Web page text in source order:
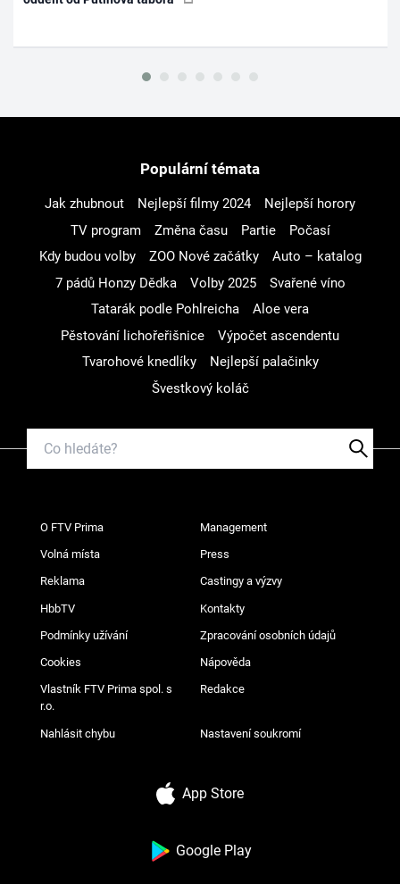
Populární témata
Jak zhubnout Nejlepší filmy 2024
Nejlepší horory
TV program
Změna času Partie
Počasí
Kdy budou volby
ZOO Nové začátky
Auto – katalog
7 pádů Honzy Dědka
Volby 2025
Svařené víno
Tatarák podle Pohlreicha
Aloe vera
Pěstování lichořeřišnice
Výpočet ascendentu
Tvarohové knedlíky
Nejlepší palačinky
Švestkový koláč
O FTV Prima Management
Volná místa Press
Reklama Castingy a výzvy
HbbTV Kontakty
Podmínky užívání Zpracování osobních údajů
Cookies Nápověda
Vlastník FTV Prima spol. s
r.o.
Redakce
Nahlásit chybu Nastavení soukromí
App Store
Google Play